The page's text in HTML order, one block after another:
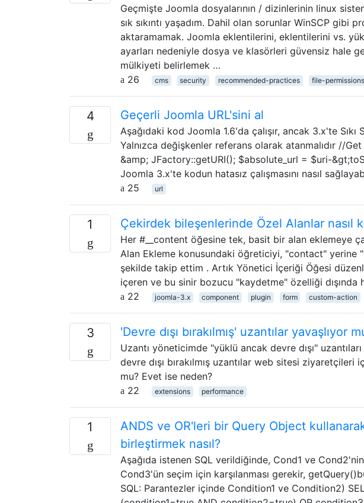
Geçmişte Joomla dosyalarının / dizinlerinin linux
sık sıkıntı yaşadım. Dahil olan sorunlar WinSCP gibi
aktaramamak. Joomla eklentilerini, eklentilerini vs.
ayarları nedeniyle dosya ve klasörleri güvensiz hale
mülkiyeti belirlemek …
26
cms security recommended-practices file-permissions
4 Geçerli Joomla URL'sini al
Aşağıdaki kod Joomla 1.6'da çalışır, ancak 3.x'te
Yalnızca değişkenler referans olarak atanmalıdır //
&amp; JFactory::getURI(); $absolute_url = $uri-
Joomla 3.x'te kodun hatasız çalışmasını nasıl
25
url
1 Çekirdek bileşenlerinde Özel Alanlar nasıl
Her #__content öğesine tek, basit bir alan eklemeye
Alan Ekleme konusundaki öğreticiyi, "contact"
şekilde takip ettim . Artık Yönetici İçeriği Öğesi
içeren ve bu sinir bozucu "kaydetme" özelliği dışında
22
joomla-3.x component plugin form custom-action
3 'Devre dışı bırakılmış' uzantılar yavaşlıyor
Uzantı yöneticimde "yüklü ancak devre dışı"
devre dışı bırakılmış uzantılar web sitesi
mu? Evet ise neden?
22
extensions performance
1
ANDS ve OR'leri bir Query Object
birleştirmek nasıl?
Aşağıda istenen SQL verildiğinde, Cond1 ve
Cond3'ün seçim için karşılanması gerekir,
SQL: Parantezler içinde Condition1 ve Condition2)